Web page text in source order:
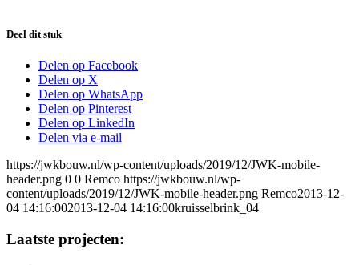
Deel dit stuk
Delen op Facebook
Delen op X
Delen op WhatsApp
Delen op Pinterest
Delen op LinkedIn
Delen via e-mail
https://jwkbouw.nl/wp-content/uploads/2019/12/JWK-mobile-
header.png 0 0 Remco https://jwkbouw.nl/wp-
content/uploads/2019/12/JWK-mobile-header.png Remco2013-12-
04 14:16:002013-12-04 14:16:00kruisselbrink_04
Laatste projecten: